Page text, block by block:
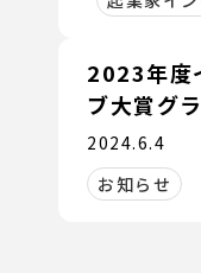
2023年度
ブ大賞グ
した！
2024.6.4
お知らせ